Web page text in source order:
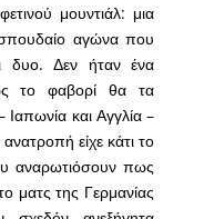
μουντιάλ: μια
αγώνα που
δυο. Δεν ήταν ένα
το φαβορί θα τα
Ιαπωνία και Αγγλία –
είχε κάτι το
αναρωτιόσουν πως
ματς της Γερμανίας